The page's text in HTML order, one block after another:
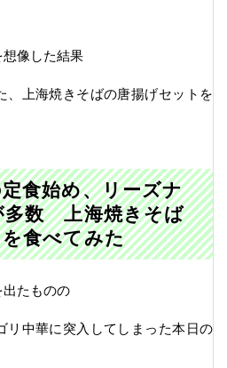
像した結果
、上海焼きそばの唐揚げセットを
食始め、リーズナ
多数 上海焼きそば
食べてみた
たものの
リ中華に突入してしまった本日の